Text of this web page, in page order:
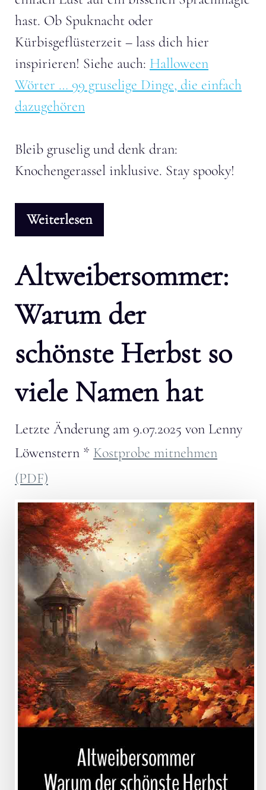
hast. Ob Spuknacht oder
Kürbisgeflüsterzeit – lass dich hier
inspirieren! Siehe auch: Halloween
Wörter … 99 gruselige Dinge, die einfach
dazugehören
Bleib gruselig und denk dran:
Knochengerassel inklusive. Stay spooky!
Weiterlesen
Altweibersommer:
Warum der
schönste Herbst so
viele Namen hat
Letzte Änderung am 9.07.2025 von Lenny
Löwenstern * Kostprobe mitnehmen
(PDF)